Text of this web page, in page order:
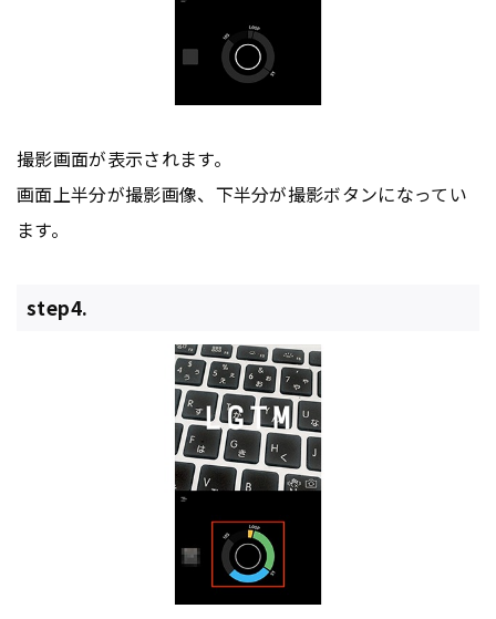
撮影画面が表示されます。
画面上半分が撮影画像、下半分が撮影ボタンになってい
ます。
step4.